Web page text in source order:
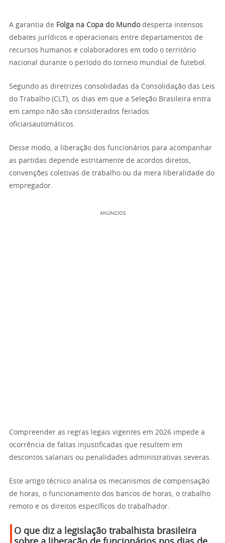
A garantia de Folga na Copa do Mundodesperta intensos
debates jurídicos e operacionais entre departamentos de
recursos humanos e colaboradores em todo o território
nacional durante o período do torneio mundial de futebol.
Segundo as diretrizes consolidadas da Consolidação das Leis
do Trabalho (CLT), os dias em que a Seleção Brasileira entra
em campo não são considerados feriados
oficiaisautomáticos.
Desse modo, a liberação dos funcionários para acompanhar
as partidas depende estritamente de acordos diretos,
convenções coletivas de trabalho ou da mera liberalidade do
empregador.
ANÚNCIOS
Compreender as regras legais vigentes em 2026 impede a
ocorrência de faltas injustificadas que resultem em
descontos salariais ou penalidades administrativas severas.
Este artigo técnico analisa os mecanismos de compensação
de horas, o funcionamento dos bancos de horas, o trabalho
remoto e os direitos específicos do trabalhador.
O que diz a legislação trabalhista brasileira